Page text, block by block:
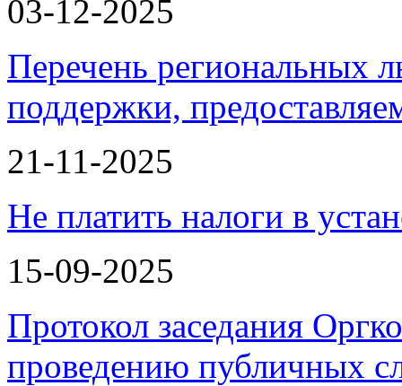
03-12-2025
Перечень региональных
поддержки,
21-11-2025
Не платить налоги в
15-09-2025
Протокол заседания
проведению публичных